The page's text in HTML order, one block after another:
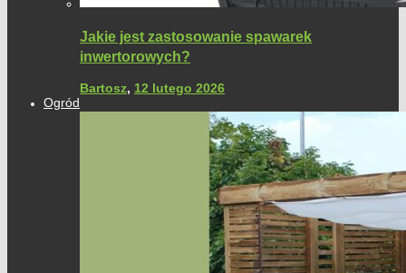
Jakie jest zastosowanie spawarek
inwertorowych?
Bartosz, 12 lutego 2026
Ogród